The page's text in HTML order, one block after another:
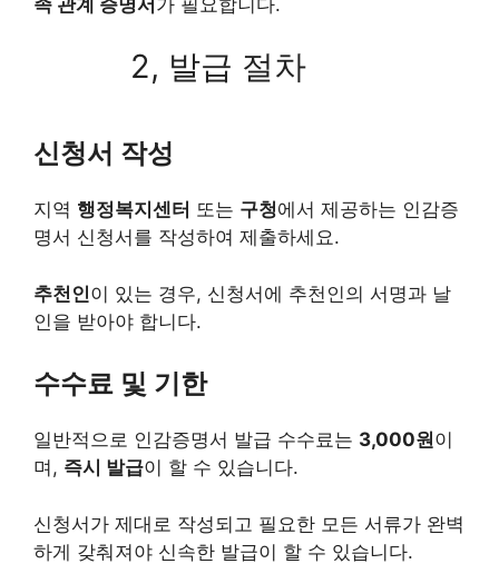
족 관계 증명서 가 필요합니다.
2, 발급 절차
신청서 작성
지역 행정복지센터 또는 구청에서 제공하는 인감증
명서 신청서를 작성하여 제출하세요.
추천인이 있는 경우, 신청서에 추천인의 서명과 날
인을 받아야 합니다.
수수료 및 기한
일반적으로 인감증명서 발급 수수료는 3,000원이
며, 즉시 발급이 할 수 있습니다.
신청서가 제대로 작성되고 필요한 모든 서류가 완벽
하게 갖춰져야 신속한 발급이 할 수 있습니다.